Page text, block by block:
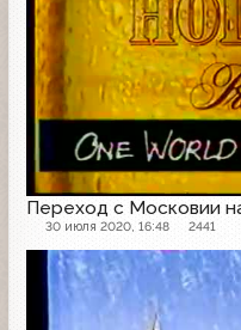
Переход с Московии
30 июля 2020, 16:48 2441
Заставка